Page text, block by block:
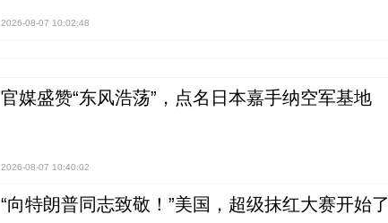
2026-08-07 10:02:48
官媒盛赞“东风浩荡”，点名日本嘉手纳空军基地
2026-08-07 10:40:02
“向特朗普同志致敬！”美国，超级抹红大赛开始了